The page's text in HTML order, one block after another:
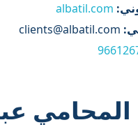
albatil.com